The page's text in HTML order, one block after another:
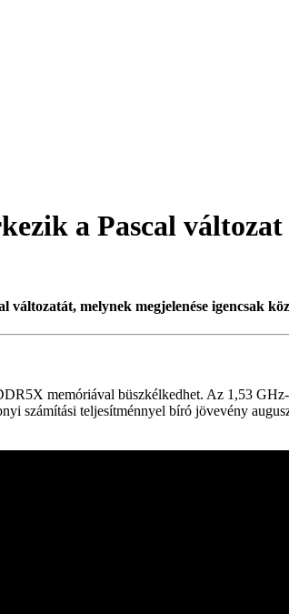
a Pascal változat
melynek megjelenése igencsak
memóriával büszkélkedhet. Az 1,53
számítási teljesítménnyel bíró jövevény